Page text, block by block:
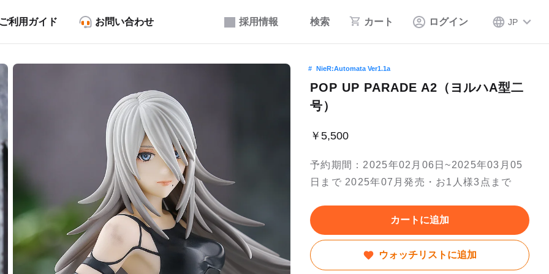
採用情報 検索 カート ログイン JP
利用ガイド お問い合わせ
NieR:Automata Ver1.1a
POP UP PARADE A2（ヨルハA型二
号）
￥5,500
予約期間：2025年02月06日~2025年03月05
日まで 2025年07月発売・お1人様3点まで
カートに追加
ウォッチリストに追加